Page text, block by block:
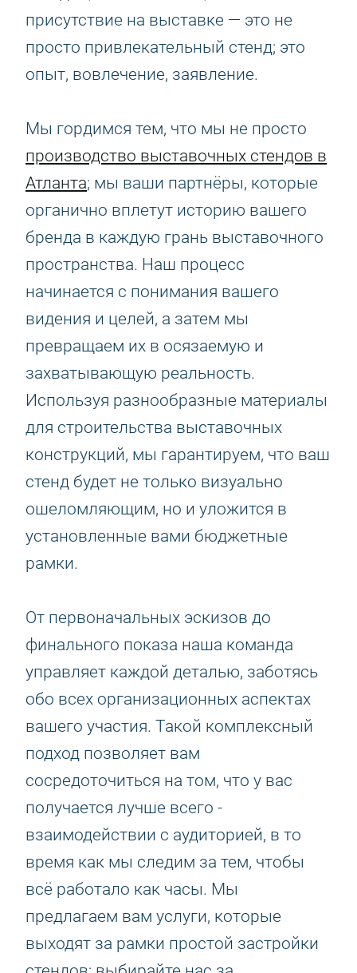
присутствие на выставке — это не
просто привлекательный стенд; это
опыт, вовлечение, заявление.
Мы гордимся тем, что мы не просто
производство выставочных стендов в
Атланта; мы ваши партнёры, которые
органично вплетут историю вашего
бренда в каждую грань выставочного
пространства. Наш процесс
начинается с понимания вашего
видения и целей, а затем мы
превращаем их в осязаемую и
захватывающую реальность.
Используя разнообразные материалы
для строительства выставочных
конструкций, мы гарантируем, что ваш
стенд будет не только визуально
ошеломляющим, но и уложится в
установленные вами бюджетные
рамки.
От первоначальных эскизов до
финального показа наша команда
управляет каждой деталью, заботясь
обо всех организационных аспектах
вашего участия. Такой комплексный
подход позволяет вам
сосредоточиться на том, что у вас
получается лучше всего -
взаимодействии с аудиторией, в то
время как мы следим за тем, чтобы
всё работало как часы. Мы
предлагаем вам услуги, которые
выходят за рамки простой застройки